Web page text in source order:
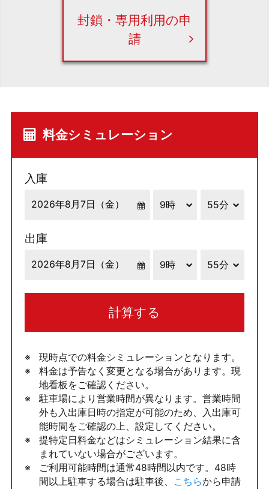
封鎖・専用利用の申
請
料金シミュレーション
入庫
出庫
計算する
現時点での料金シミュレーションとなります。
料金は予告なく変更となる場合があります。現
地看板をご確認ください。
駐車場により営業時間が異なります。営業時間
外も入出庫日時の指定が可能のため、入出庫可
能時間をご確認の上、設定してください。
提特定日料金などはシミュレーション結果に含
まれていない場合がございます。
ご利用可能時間は通常48時間以内です。48時
間以上駐車する場合は駐車後、
こちらから申請